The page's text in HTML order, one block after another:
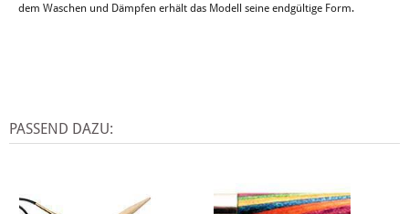
dem Waschen und Dämpfen erhält das Modell seine endgültige Form.
PASSEND DAZU: